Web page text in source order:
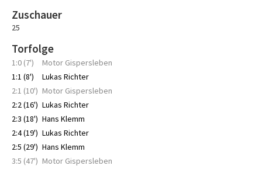
Zuschauer
25
Torfolge
1:0 (7')
Motor Gispersleben
1:1 (8')
Lukas Richter
2:1 (10') Motor Gispersleben
2:2 (16') Lukas Richter
2:3 (18') Hans Klemm
2:4 (19') Lukas Richter
2:5 (29') Hans Klemm
3:5 (47') Motor Gispersleben